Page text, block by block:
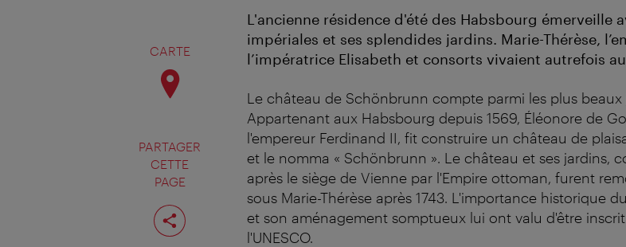
CARTE
PARTAGER
CETTE
PAGE
Partager
cette
page
L'ancienne résidence d'été des Habsbourg émerveille
impériales et ses splendides jardins. Marie-Thérèse,
l’impératrice Elisabeth et consorts vivaient autrefois
Le château de Schönbrunn compte parmi les plus beaux
Appartenant aux Habsbourg depuis 1569, Éléonore de
l'empereur Ferdinand II, fit construire un château de
et le nomma « Schönbrunn ». Le château et ses jardins,
après le siège de Vienne par l'Empire ottoman, furent
sous Marie-Thérèse après 1743. L'importance historique
et son aménagement somptueux lui ont valu d'être
l'UNESCO.